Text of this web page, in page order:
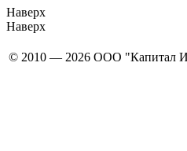
Наверх
Наверх
© 2010 — 2026 ООО "Капитал